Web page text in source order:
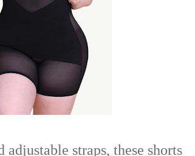
straps, these shorts